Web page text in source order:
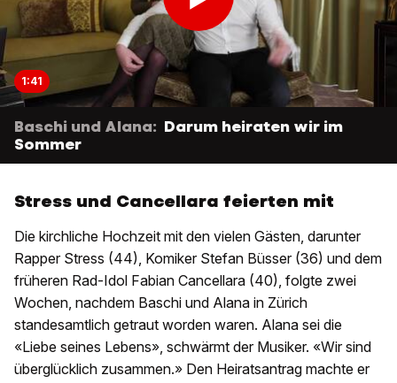
1:41
Baschi und Alana: Darum heiraten wir im
Sommer
Stress und Cancellara feierten mit
Die kirchliche Hochzeit mit den vielen Gästen, darunter
Rapper Stress (44), Komiker Stefan Büsser (36) und dem
früheren Rad-Idol Fabian Cancellara (40), folgte zwei
Wochen, nachdem Baschi und Alana in Zürich
standesamtlich getraut worden waren. Alana sei die
«Liebe seines Lebens», schwärmt der Musiker. «Wir sind
überglücklich zusammen.» Den Heiratsantrag machte er